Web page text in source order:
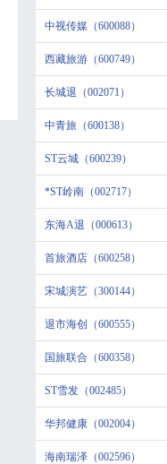
中视传媒（600088）
西藏旅游（600749）
长城退（002071）
中青旅（600138）
ST云城（600239）
*ST岭南（002717）
东海A退（000613）
首旅酒店（600258）
宋城演艺（300144）
退市海创（600555）
国旅联合（600358）
ST雪发（002485）
华邦健康（002004）
海南瑞泽（002596）